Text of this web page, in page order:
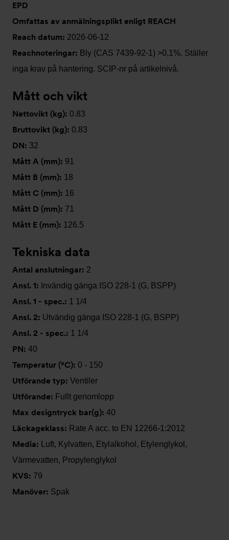
EPD
Omfattas av anmälningsplikt enligt REACH
Reach datum: 2026-06-12
Reachnoteringar: Bly (CAS 7439-92-1) >0,1%. Ställer
inga krav på hantering. SCIP-nr på artikelnivå.
Mått och vikt
Nettovikt (kg): 0.83
Bruttovikt (kg): 0.83
DN: 32
Mått A (mm): 91
Mått B (mm): 18
Mått C (mm): 16
Mått D (mm): 71
Mått E (mm): 126.5
Tekniska data
Antal anslutningar: 2
Ansl. 1: Invändig gänga ISO 228-1 (G, BSPP)
Ansl. 1 - spec.: 1 1/4
Ansl. 2: Utvändig gänga ISO 228-1 (G, BSPP)
Ansl. 2 - spec.: 1 1/4
PN: 40
Temperatur (°C): 0 - 150
Utförande typ: Ventiler
Utförande: Fullt genomlopp
Max designtryck bar(g): 40
Läckageklass: Rate A acc. to EN 12266-1:2012
Media:
Luft, Kylvatten, Etylalkohol, Etylenglykol,
Värmevatten, Propylenglykol
KVS: 79
Manöver: Spak